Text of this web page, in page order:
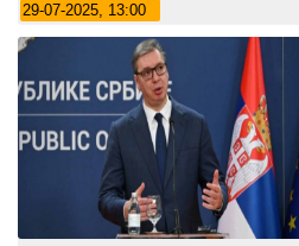
29-07-2025, 13:00